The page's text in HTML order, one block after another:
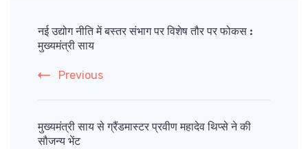
Navigation
नई उद्योग नीति में बस्तर संभाग पर विशेष तौर पर फोकस :
मुख्यमंत्री साय
Previous
मुख्यमंत्री साय से ग्रैंडमास्टर प्रवीण महादेव थिप्से ने की
सौजन्य भेंट